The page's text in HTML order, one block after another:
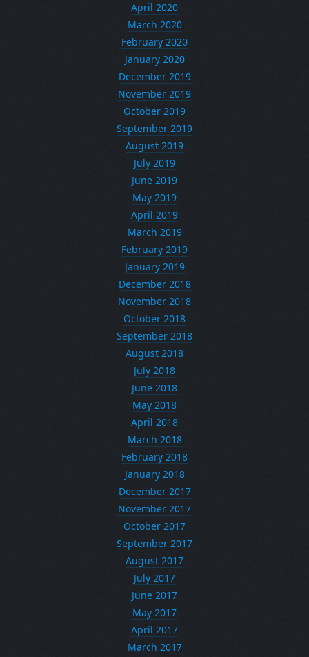
April 2020
March 2020
February 2020
January 2020
December 2019
November 2019
October 2019
September 2019
August 2019
July 2019
June 2019
May 2019
April 2019
March 2019
February 2019
January 2019
December 2018
November 2018
October 2018
September 2018
August 2018
July 2018
June 2018
May 2018
April 2018
March 2018
February 2018
January 2018
December 2017
November 2017
October 2017
September 2017
August 2017
July 2017
June 2017
May 2017
April 2017
March 2017